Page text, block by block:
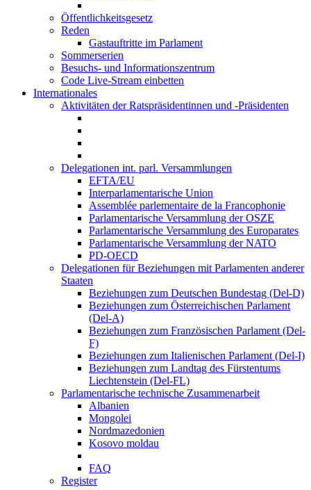
Öffentlichkeitsgesetz
Reden
Gastauftritte im Parlament
Sommerserien
Besuchs- und Informationszentrum
Code Live-Stream einbetten
Internationales
Aktivitäten der Ratspräsidentinnen und -Präsidenten
Delegationen int. parl. Versammlungen
EFTA/EU
Interparlamentarische Union
Assemblée parlementaire de la Francophonie
Parlamentarische Versammlung der OSZE
Parlamentarische Versammlung des Europarates
Parlamentarische Versammlung der NATO
PD-OECD
Delegationen für Beziehungen mit Parlamenten anderer
Staaten
Beziehungen zum Deutschen Bundestag (Del-D)
Beziehungen zum Österreichischen Parlament
(Del-A)
Beziehungen zum Französischen Parlament (Del-
F)
Beziehungen zum Italienischen Parlament (Del-I)
Beziehungen zum Landtag des Fürstentums
Liechtenstein (Del-FL)
Parlamentarische technische Zusammenarbeit
Albanien
Mongolei
Nordmazedonien
Kosovo moldau
FAQ
Register